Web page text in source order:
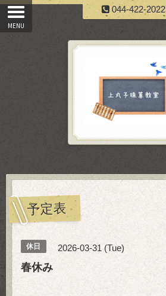
044-422-2022
予定表
休日 2026-03-31 (Tue)
春休み